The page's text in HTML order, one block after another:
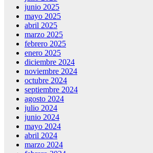
junio 2025
mayo 2025
abril 2025
marzo 2025
febrero 2025
enero 2025
diciembre 2024
noviembre 2024
octubre 2024
septiembre 2024
agosto 2024
julio 2024
junio 2024
mayo 2024
abril 2024
marzo 2024